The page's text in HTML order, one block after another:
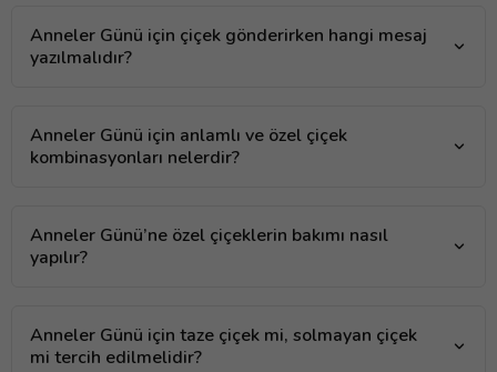
Anneler Günü için çiçek gönderirken hangi mesaj
yazılmalıdır?
Anneler Günü için anlamlı ve özel çiçek
kombinasyonları nelerdir?
Anneler Günü’ne özel çiçeklerin bakımı nasıl
yapılır?
Anneler Günü için taze çiçek mi, solmayan çiçek
mi tercih edilmelidir?